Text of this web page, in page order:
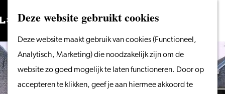
Deze website gebruikt cookies
Deze website maakt gebruik van cookies (Functioneel,
Analytisch, Marketing) die noodzakelijk zijn om de
website zo goed mogelijk te laten functioneren. Door op
accepteren te klikken, geef je aan hiermee akkoord te
Ga
naar
de
homepage
Menu
ZoekenVanaf het water
wandelen
Winkelen
Eten & drinken
Met kinderen
Zoeken